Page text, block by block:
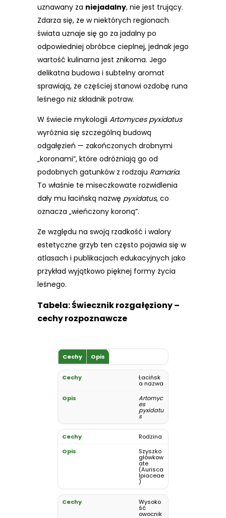
uznawany za niejadalny, nie jest trujący.
Zdarza się, że w niektórych regionach
świata uznaje się go za jadalny po
odpowiedniej obróbce cieplnej, jednak jego
wartość kulinarna jest znikoma. Jego
delikatna budowa i subtelny aromat
sprawiają, że częściej stanowi ozdobę runa
leśnego niż składnik potraw.
W świecie mykologii Artomyces pyxidatus
wyróżnia się szczególną budową
odgałęzień — zakończonych drobnymi
„koronami”, które odróżniają go od
podobnych gatunków z rodzaju Ramaria.
To właśnie te miseczkowate rozwidlenia
dały mu łacińską nazwę pyxidatus, co
oznacza „wieńczony koroną”.
Ze względu na swoją rzadkość i walory
estetyczne grzyb ten często pojawia się w
atlasach i publikacjach edukacyjnych jako
przykład wyjątkowo pięknej formy życia
leśnego.
Tabela: Świecznik rozgałęziony –
cechy rozpoznawcze
Cechy Opis
Łacińsk
a nazwa
Artomyc
es
pyxidatu
s
Rodzina
Szyszko
główkow
ate
(Aurisca
lpiaceae
)
Wysoko
ść
owocnik